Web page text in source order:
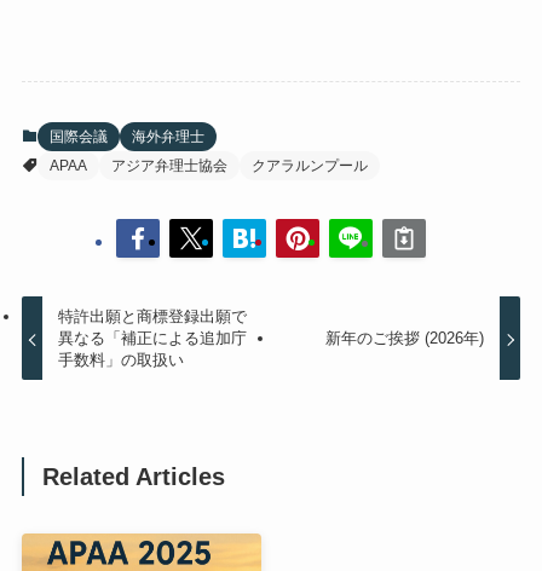
国際会議
海外弁理士
APAA
アジア弁理士協会 クアラルンプール
特許出願と商標登録出願で
異なる「補正による追加庁
手数料」の取扱い
新年のご挨拶 (2026年)
Related Articles